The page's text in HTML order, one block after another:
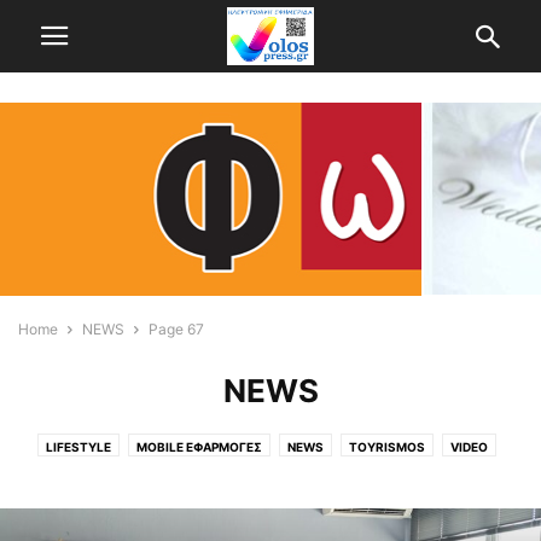
Home NEWS Page 67
NEWS
LIFESTYLE MOBILE ΕΦΑΡΜΟΓΈΣ NEWS TOYRISMOS VIDEO
ΑΕΡΟΦΩΤΟΓΡΑΦΙΕΣ ΑΘΗΝΑ ΑΛΜΥΡΌΣ ΑΛΌΝΝΗΣΟΣ ΑΠΌΨΕΙΣ